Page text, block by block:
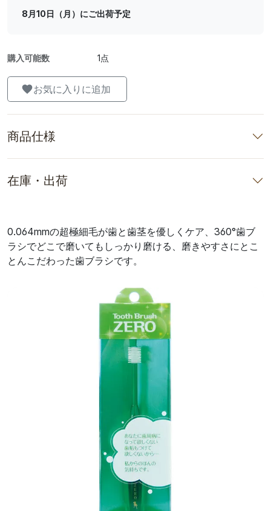
8月10日（月）にご出荷予定
購入可能数 1点
お気に入りに追加
商品仕様
在庫・出荷
0.064mmの超極細毛が歯と歯茎を優しくケア、360°歯ブ
ラシでどこで磨いてもしっかり磨ける、磨きやすさにとこ
とんこだわった歯ブラシです。